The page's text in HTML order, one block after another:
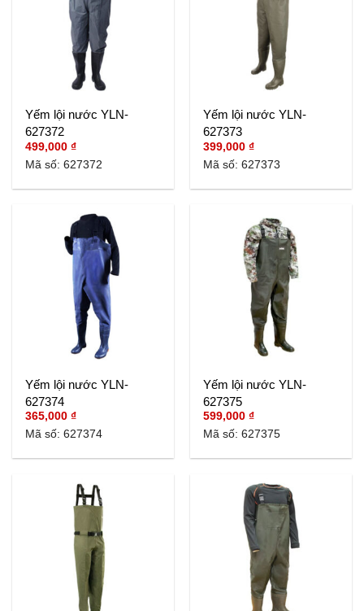
Yếm lội nước YLN-
627372
499,000₫
Mã số: 627372
Yếm lội nước YLN-
627373
399,000₫
Mã số: 627373
Yếm lội nước YLN-
627374
365,000₫
Mã số: 627374
Yếm lội nước YLN-
627375
599,000₫
Mã số: 627375